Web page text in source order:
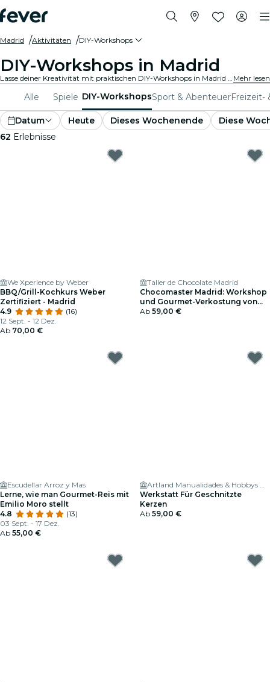
Madrid Aktivitäten DIY-Workshops
DIY-Workshops in Madrid
Lasse deiner Kreativität mit praktischen DIY-Workshops in Madrid freien Lauf. Lerne neue Fertigkeiten, gestalte einzigartige Kunstwerke und triff auf Gleichgesinnte in einer einladenden Umgebung. Mehr lesen
Alle Spiele DIY-WorkshopsSport & AbenteuerFreizeit-
Datum Heute Dieses Wochenende
Diese
62 Erlebnisse
We Xperience by Weber
BBQ/Grill-Kochkurs Weber
Zertifiziert - Madrid
4.9
(16)
12 Sept. - 12 Dez.
Ab 70,00 €
Taller de Chocolate Madrid
Chocomaster Madrid: Workshop
und Gourmet-Verkostung von
Professionellen Pralinen
Ab 59,00 €
Escudellar Arroz y Mas
Lerne, wie man Gourmet-Reis mit
Emilio Moro stellt
4.8
(13)
03 Sept. - 17 Dez.
Ab 55,00 €
Artland Manualidades & Hobbys Madrid
Werkstatt Für Geschnitzte
Kerzen
Ab 59,00 €